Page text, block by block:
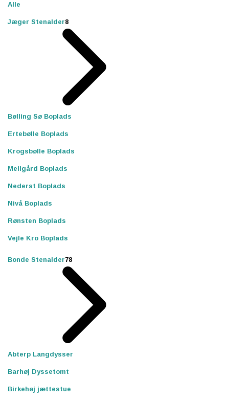
Alle
Jæger Stenalder8
Bølling Sø Boplads
Ertebølle Boplads
Krogsbølle Boplads
Meilgård Boplads
Nederst Boplads
Nivå Boplads
Rønsten Boplads
Vejle Kro Boplads
Bonde Stenalder78
Abterp Langdysser
Barhøj Dyssetomt
Birkehøj jættestue